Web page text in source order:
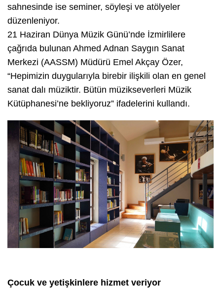
sahnesinde ise seminer, söyleşi ve atölyeler
düzenleniyor.
21 Haziran Dünya Müzik Günü’nde İzmirlilere
çağrıda bulunan Ahmed Adnan Saygın Sanat
Merkezi (AASSM) Müdürü Emel Akçay Özer,
“Hepimizin duygularıyla birebir ilişkili olan en genel
sanat dalı müziktir. Bütün müzikseverleri Müzik
Kütüphanesi’ne bekliyoruz” ifadelerini kullandı.
Çocuk ve yetişkinlere hizmet veriyor